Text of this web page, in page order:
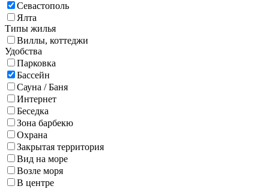
Севастополь
Ялта
Типы жилья
Виллы, коттеджи
Удобства
Парковка
Бассейн
Сауна / Баня
Интернет
Беседка
Зона барбекю
Охрана
Закрытая территория
Вид на море
Возле моря
В центре